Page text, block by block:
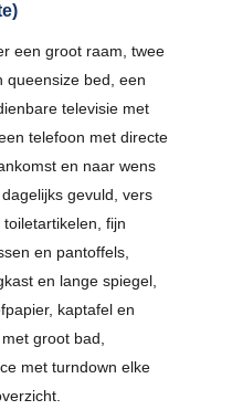
een groot raam, twee
queensize bed, een
televisie met
telefoon met directe
en naar wens
gevuld, vers
fijn
en pantoffels,
en lange spiegel,
kaptafel en
groot bad,
met turndown elke